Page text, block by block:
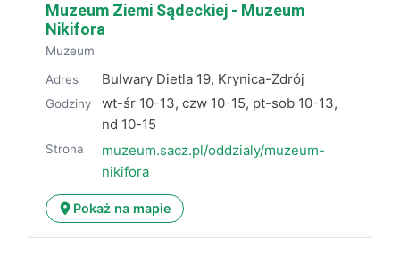
Muzeum Ziemi Sądeckiej - Muzeum
Nikifora
Muzeum
Adres Bulwary Dietla 19, Krynica-Zdrój
Godziny
wt-śr 10-13, czw 10-15, pt-sob 10-13,
nd 10-15
Strona
muzeum.sacz.pl/oddzialy/muzeum-
nikifora
Pokaż na mapie